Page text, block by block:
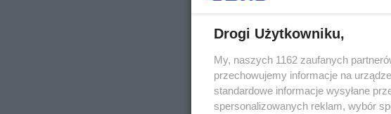
Drogi Użytkowniku,
My, naszych 1162 zaufanych
przechowujemy informacje na
standardowe informacje wysyłane
spersonalizowanych reklam, wybór